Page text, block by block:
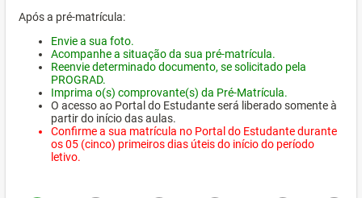
Após a pré-matrícula:
Envie a sua foto.
Acompanhe a situação da sua pré-matrícula.
Reenvie determinado documento, se solicitado pela
PROGRAD.
Imprima o(s) comprovante(s) da Pré-Matrícula.
O acesso ao Portal do Estudante será liberado somente à
partir do início das aulas.
Confirme a sua matrícula no Portal do Estudante durante
os 05 (cinco) primeiros dias úteis do início do período
letivo.